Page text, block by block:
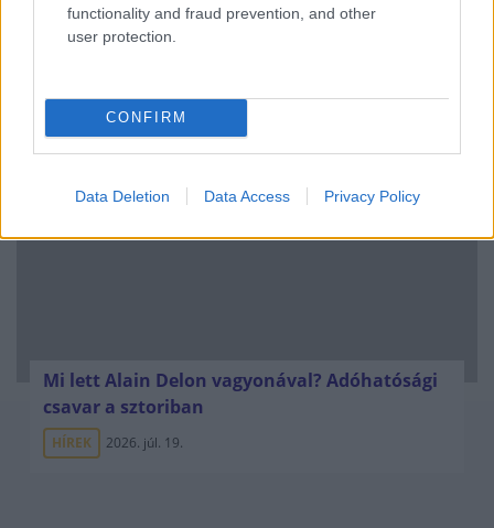
functionality and fraud prevention, and other
user protection.
CONFIRM
Data Deletion Data Access Privacy Policy
Minden idők legjövedelmezőbbje és
legdrágábbja volt az amerikai foci vb -
HÍREK 2026. júl. 20.
Mi lett Alain Delon vagyonával? Adóhatósági
csavar a sztoriban
HÍREK 2026. júl. 19.